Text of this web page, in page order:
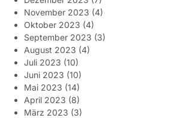
November 2023 (4)
Oktober 2023 (4)
September 2023 (3)
August 2023 (4)
Juli 2023 (10)
Juni 2023 (10)
Mai 2023 (14)
April 2023 (8)
März 2023 (3)